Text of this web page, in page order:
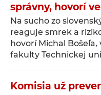
správny, hovorí
Na sucho zo
reaguje smrek a
hovorí Michal
fakulty Technickej
Komisia už